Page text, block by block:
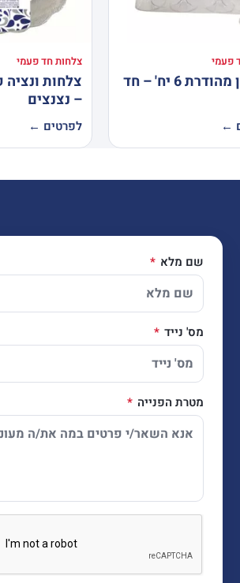
פעמי
כוס יין מהודרת 6 יח' – חד
←
צלחות חד פעמי
– נצנצים
לפרטים ←
שם מלא
מס' נייד
מטרת הפנייה